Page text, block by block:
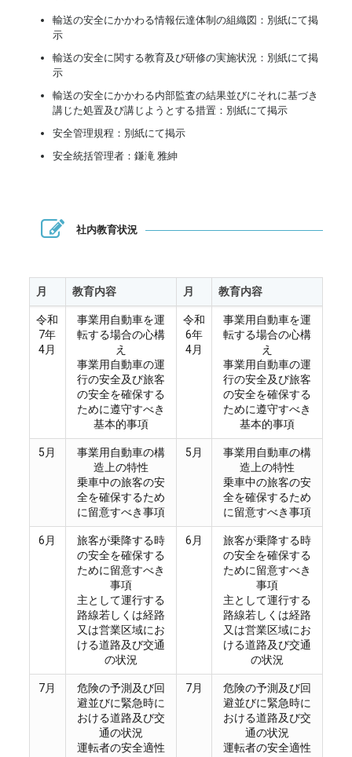
輸送の安全にかかわる情報伝達体制の組織図：別紙にて掲
示
輸送の安全に関する教育及び研修の実施状況：別紙にて掲
示
輸送の安全にかかわる内部監査の結果並びにそれに基づき
講じた処置及び講じようとする措置：別紙にて掲示
安全管理規程：別紙にて掲示
安全統括管理者：鎌滝 雅紳
社内教育状況
月 教育内容 月 教育内容
令和
7年
4月
事業用自動車を運
転する場合の心構
え
事業用自動車の運
行の安全及び旅客
の安全を確保する
ために遵守すべき
基本的事項
令和
6年
4月
事業用自動車を運
転する場合の心構
え
事業用自動車の運
行の安全及び旅客
の安全を確保する
ために遵守すべき
基本的事項
5月
事業用自動車の構
造上の特性
乗車中の旅客の安
全を確保するため
に留意すべき事項
5月
事業用自動車の構
造上の特性
乗車中の旅客の安
全を確保するため
に留意すべき事項
6月
旅客が乗降する時
の安全を確保する
ために留意すべき
事項
主として運行する
路線若しくは経路
又は営業区域にお
ける道路及び交通
の状況
6月
旅客が乗降する時
の安全を確保する
ために留意すべき
事項
主として運行する
路線若しくは経路
又は営業区域にお
ける道路及び交通
の状況
7月
危険の予測及び回
避並びに緊急時に
おける道路及び交
通の状況
運転者の安全適性
7月
危険の予測及び回
避並びに緊急時に
おける道路及び交
通の状況
運転者の安全適性